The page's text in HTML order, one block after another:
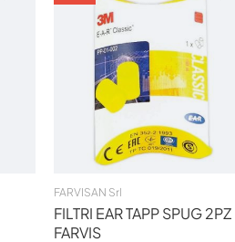
FARVISAN Srl
FILTRI EAR TAPP SPUG 2PZ
FARVIS